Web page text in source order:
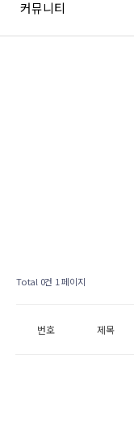
커뮤니티
Total 0건 1 페이지
번호 제목